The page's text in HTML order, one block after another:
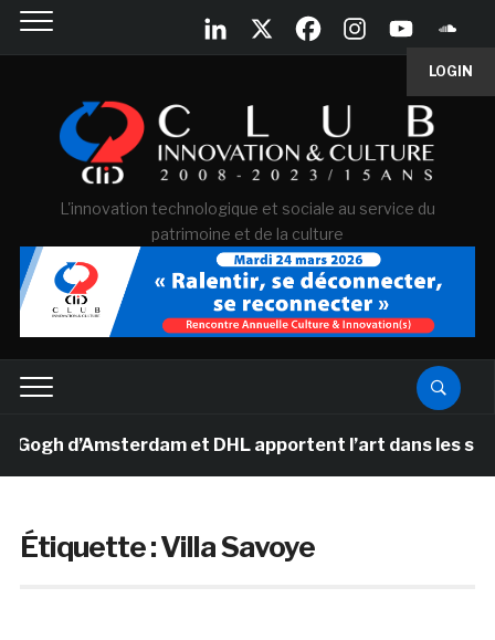
LOGIN
L'innovation technologique et sociale au service du
patrimoine et de la culture
d’Amsterdam et DHL apportent l’art dans les salles
Étiquette :Villa Savoye